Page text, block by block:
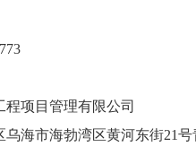
程项目管理有限公司
乌海市海勃湾区黄河东街21